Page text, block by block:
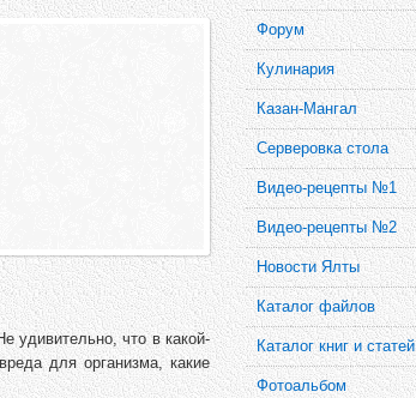
удивительно, что в какой-
для организма, какие
Форум
Кулинария
Казан-Мангал
Серверовка стола
Видео-рецепты №1
Видео-рецепты №2
Новости Ялты
Каталог файлов
Каталог книг и статей
Фотоальбом